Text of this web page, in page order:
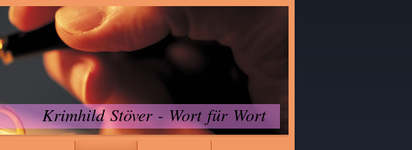
Krimhild Stöver - Wort für Wort